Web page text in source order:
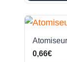
0,66€